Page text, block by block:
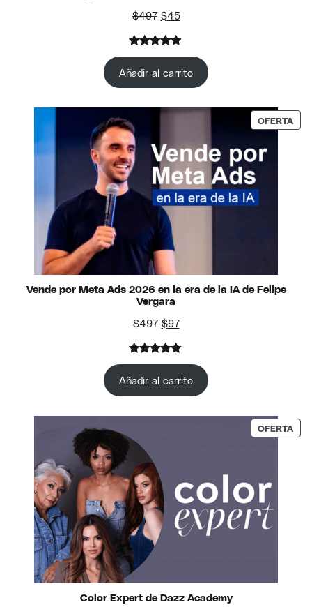
$497 El precio original era: $497.
$45El precio actual es: $45.
Valorado
con 5.00
de 5 en
1
valoración
de un
cliente
Añadir al carrito
OFERTA
Vende por Meta Ads 2026 en la era de la IA de Felipe
Vergara
$497 El precio original era: $497.
$97El precio actual es: $97.
Valorado
con 4.90
de 5 en
10
de
clientes
Añadir al carrito
OFERTA
Color Expert de Dazz Academy